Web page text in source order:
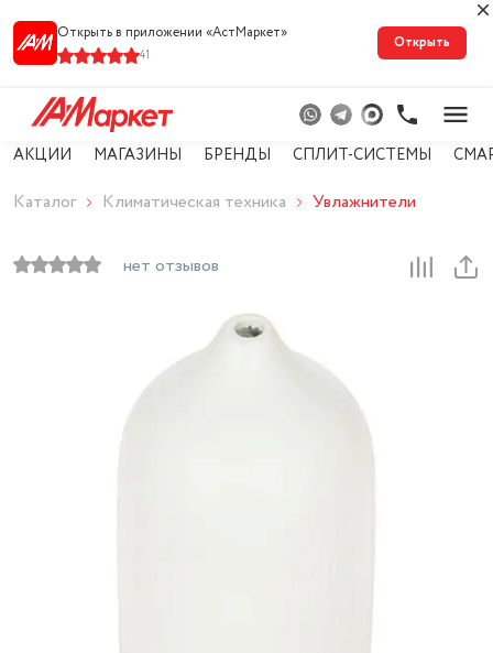
Открыть в приложении «АстМарке‪т‬»
41
Открыть
АКЦИИ МАГАЗИНЫ БРЕНДЫ СПЛИТ-СИСТЕМЫ
Каталог Климатическая техника Увлажнители
нет отзывов